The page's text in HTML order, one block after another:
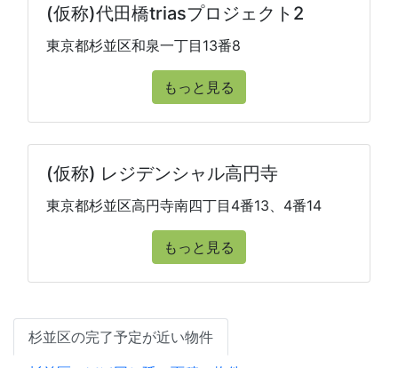
(仮称)代田橋triasプロジェクト2
東京都杉並区和泉一丁目13番8
もっと見る
(仮称) レジデンシャル高円寺
東京都杉並区高円寺南四丁目4番13、4番14
もっと見る
杉並区の完了予定が近い物件